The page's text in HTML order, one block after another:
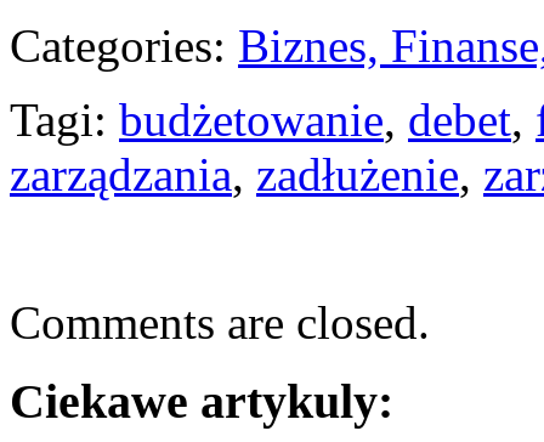
Categories: Biznes,
Tagi: budżetowanie, debet,
zarządzania, zadłużenie,
Comments are closed.
Ciekawe artykuly: